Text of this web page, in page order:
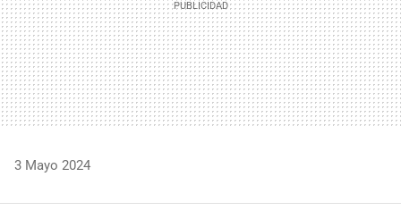
3 Mayo 2024